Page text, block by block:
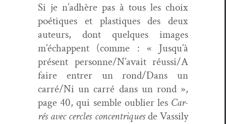
Si je n’adhère pas à tous les choix
poé­tiques et plas­tiques des deux
auteurs, dont quelques images
m’échappent (comme : « Jusqu’à
présent personne/N’avait réussi/A
faire entr­er un rond/Dans un
carré/Ni un car­ré dans un rond »,
page 40, qui sem­ble oubli­er les Car­
rés avec cer­cles con­cen­triquesde Vass­i­ly